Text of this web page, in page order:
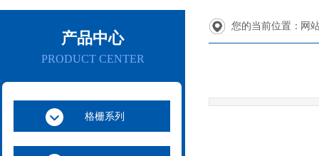
您的当前位置： 网
格栅系列
PRODUCT CENTER
产品中心